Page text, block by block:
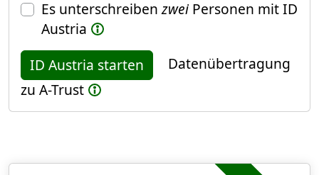
Es unterschreibenzweiPersonen mit ID
Austria
ID Austria starten
Datenübertragung
zu A-Trust